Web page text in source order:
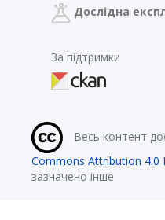
Дослідна
За підтримки
Весь контент
Commons Attribution 4.0
зазначено інше